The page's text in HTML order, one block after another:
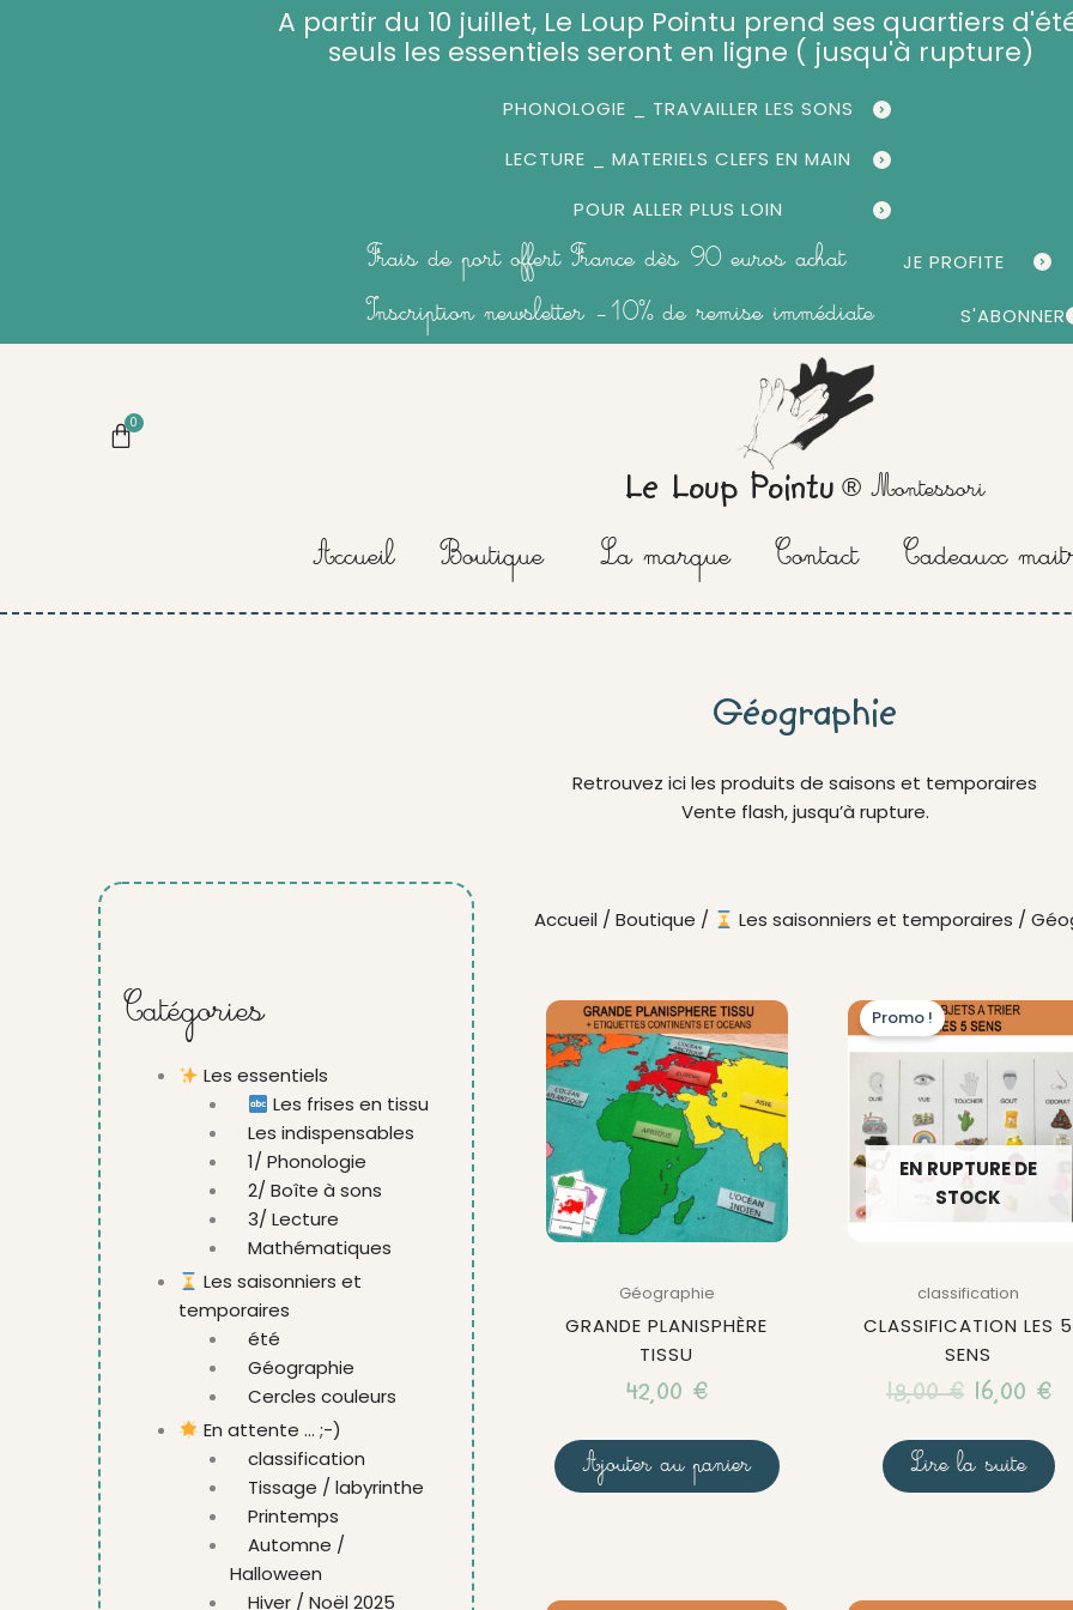
A partir du 10 juillet, Le Loup Pointu prend ses quartiers
seuls les essentiels seront en ligne ( jusqu'à rupture)
PHONOLOGIE _ TRAVAILLER LES SONS
LECTURE _ MATERIELS CLEFS EN MAIN
POUR ALLER PLUS LOIN
Frais de port offert France dès 90 euros achat JE PROFITE
Inscription newsletter -10% de remise immédiate S'ABONNER
0
Panier
Le Loup Pointu ® Montessori
Accueil Boutique La marque Contact Cadeaux
Géographie
Retrouvez ici les produits de saisons et temporaires
Vente flash, jusqu’à rupture.
Catégories
Les essentiels
Les frises en tissu
Les indispensables
1/ Phonologie
2/ Boîte à sons
3/ Lecture
Mathématiques
Les saisonniers et
temporaires
été
Géographie
Cercles couleurs
En attente ... ;-)
classification
Tissage / labyrinthe
Printemps
Automne /
Halloween
Hiver / Noël 2025
Accueil / Boutique / Les saisonniers et temporaires /
Géographie
GRANDE PLANISPHÈRE
TISSU
42,00 €
Ajouter au panier
EN RUPTURE DE
STOCK
Promo !
classification
CLASSIFICATION LES 5
SENS
18,00€
Le
prix
initial
était :
18,00 €.
16,00 €
Lire la suite